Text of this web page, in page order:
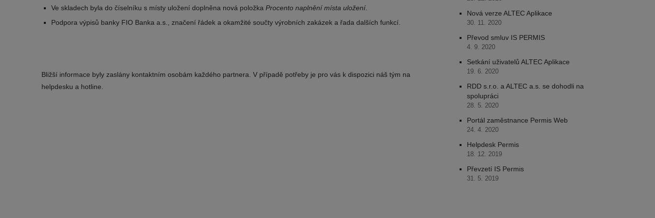
Ve skladech byla do číselníku s místy uložení doplněna nová položka Procento naplnění místa uložení.
Podpora výpisů banky FIO Banka a.s., značení řádek a okamžité součty výrobních zakázek a řada dalších funkcí.
Bližší informace byly zaslány kontaktním osobám každého partnera. V případě potřeby je pro vás k dispozici náš tým na
helpdesku a hotline.
Nová verze ALTEC Aplikace
30. 11. 2020
Převod smluv IS PERMIS
4. 9. 2020
Setkání uživatelů ALTEC Aplikace
19. 6. 2020
RDD s.r.o. a ALTEC a.s. se dohodli na
spolupráci
28. 5. 2020
Portál zaměstnance Permis Web
24. 4. 2020
Helpdesk Permis
18. 12. 2019
Převzetí IS Permis
31. 5. 2019